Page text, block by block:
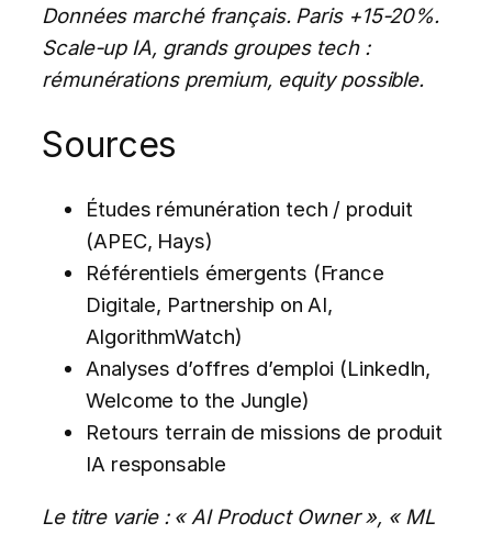
Données marché français. Paris +15-20%.
Scale-up IA, grands groupes tech :
rémunérations premium, equity possible.
Sources
Études rémunération tech / produit
(APEC, Hays)
Référentiels émergents (France
Digitale, Partnership on AI,
AlgorithmWatch)
Analyses d’offres d’emploi (LinkedIn,
Welcome to the Jungle)
Retours terrain de missions de produit
IA responsable
Le titre varie : « AI Product Owner », « ML